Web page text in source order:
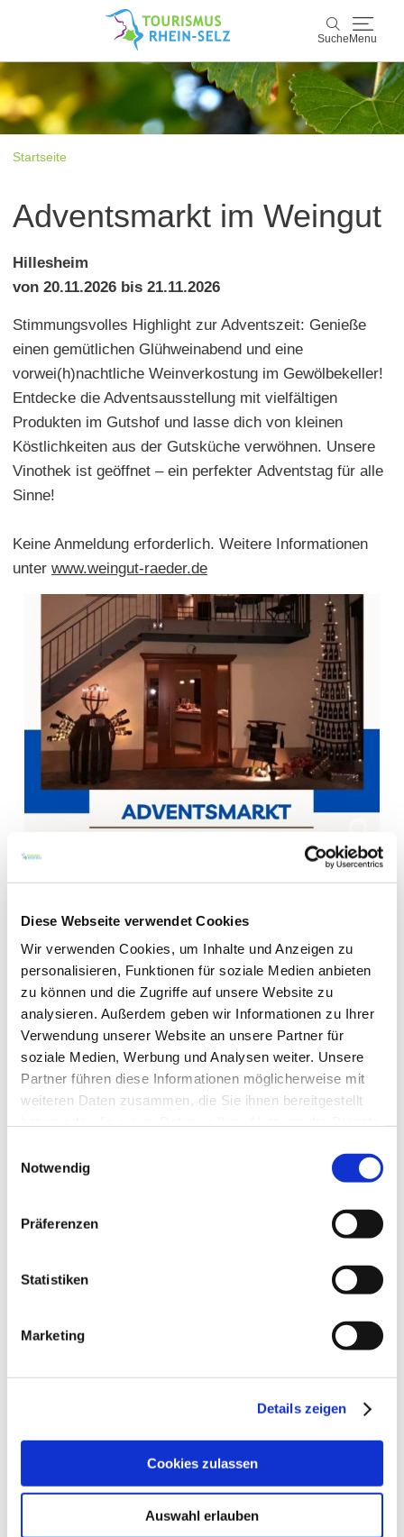
Diese Webseite verwendet Cookies
Wir verwenden Cookies, um Inhalte und Anzeigen zu
personalisieren, Funktionen für soziale Medien anbieten
zu können und die Zugriffe auf unsere Website zu
analysieren. Außerdem geben wir Informationen zu Ihrer
Verwendung unserer Website an unsere Partner für
soziale Medien, Werbung und Analysen weiter. Unsere
Partner führen diese Informationen möglicherweise mit
weiteren Daten zusammen, die Sie ihnen bereitgestellt
Notwendig
Präferenzen
Statistiken
Marketing
Details zeigen
Cookies zulassen
Auswahl erlauben
Suche Menu
Suche
Rhein-Selz
Buchen & Service
Startseite
Adventsmarkt im Weingut
Hillesheim
von 20.11.2026 bis 21.11.2026
Stimmungsvolles Highlight zur Adventszeit: Genieße
einen gemütlichen Glühweinabend und eine
vorwei(h)nachtliche Weinverkostung im Gewölbekeller!
Entdecke die Adventsausstellung mit vielfältigen
Produkten im Gutshof und lasse dich von kleinen
Köstlichkeiten aus der Gutsküche verwöhnen. Unsere
Vinothek ist geöffnet – ein perfekter Adventstag für alle
Sinne!
Keine Anmeldung erforderlich. Weitere Informationen
unter www.weingut-raeder.de
WEITERE TERMINE
VERANSTALTUNGSORT
KONTAKT
WEITERE INFOS & DOWNLOADS
Weitere Veranstaltungen in der Nähe
Kerb im Weingut
11.09.2026 - 12.09.2026
mehr erfahren